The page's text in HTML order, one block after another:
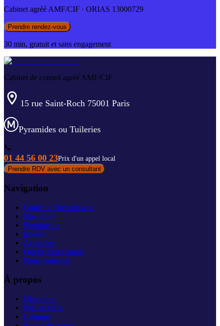
Cabinet agréé AMF/CIF · ORIAS 13000729
Prendre rendez-vous
30 min, gratuit et sans engagement
Cabinet de conseil agréé AMF/CIF
15 rue Saint-Roch 75001 Paris
Pyramides ou Tuileries
📞
01 44 56 00 23Prix d'un appel local
Prendre RDV avec un consultant
Navigation
Guide de l'investisseur
Nos SCPI
Simulateurs
Investir
Actualités
Ouvrir mon compte
Nous contacter
À propos
Historique
Nos services
L'équipe